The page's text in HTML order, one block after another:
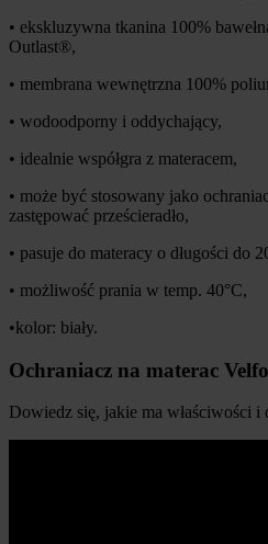
• ekskluzywna tkanina 100%
Outlast®,
• membrana wewnętrzna 100%
• wodoodporny i oddychający,
• idealnie współgra z materacem,
• może być stosowany jako
zastępować prześcieradło,
• pasuje do materacy o długości do
• możliwość prania w temp. 40°C,
•kolor: biały.
Ochraniacz na materac
Dowiedz się, jakie ma właściwości i